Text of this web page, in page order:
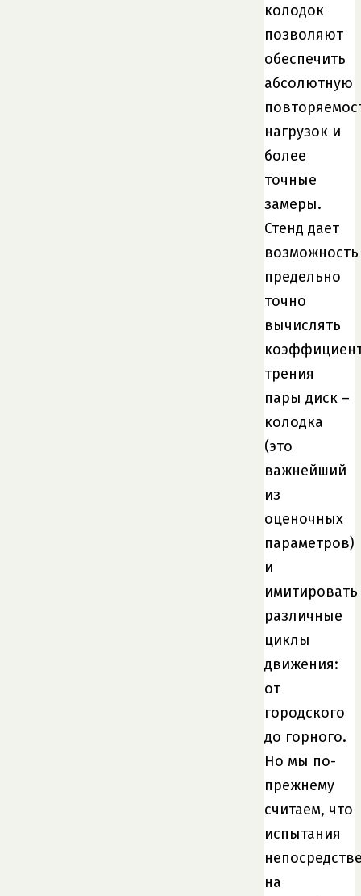
колодок
позволяют
обеспечить
абсолютную
нагрузок и
более
точные
замеры.
Стенд дает
возможность
предельно
точно
вычислять
трения
пары диск –
колодка
(это
важнейший
из
оценочных
параметров)
и
имитировать
различные
циклы
движения:
от
городского
до горного.
Но мы по-
прежнему
считаем, что
испытания
на